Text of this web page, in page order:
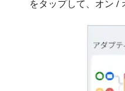
をタップして、オン /